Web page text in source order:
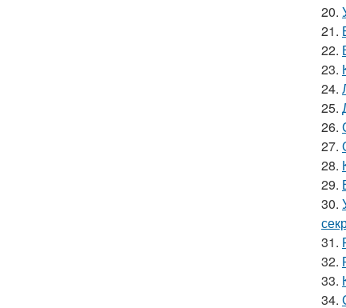
20.
21.
22.
23.
24.
25.
26.
27.
28.
29.
30.
31.
32.
33.
34.